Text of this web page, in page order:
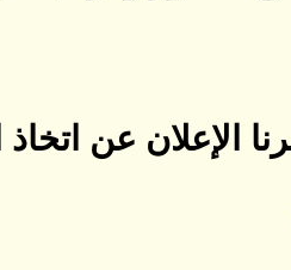
الإعلان عن اتخاذ